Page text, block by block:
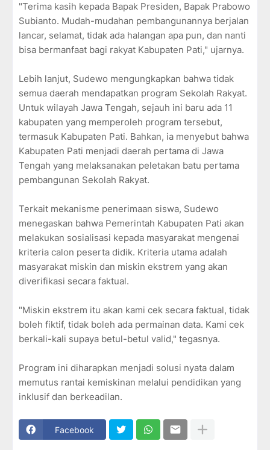
"Terima kasih kepada Bapak Presiden, Bapak Prabowo
Subianto. Mudah-mudahan pembangunannya berjalan
lancar, selamat, tidak ada halangan apa pun, dan nanti
bisa bermanfaat bagi rakyat Kabupaten Pati," ujarnya.
Lebih lanjut, Sudewo mengungkapkan bahwa tidak
semua daerah mendapatkan program Sekolah Rakyat.
Untuk wilayah Jawa Tengah, sejauh ini baru ada 11
kabupaten yang memperoleh program tersebut,
termasuk Kabupaten Pati. Bahkan, ia menyebut bahwa
Kabupaten Pati menjadi daerah pertama di Jawa
Tengah yang melaksanakan peletakan batu pertama
pembangunan Sekolah Rakyat.
Terkait mekanisme penerimaan siswa, Sudewo
menegaskan bahwa Pemerintah Kabupaten Pati akan
melakukan sosialisasi kepada masyarakat mengenai
kriteria calon peserta didik. Kriteria utama adalah
masyarakat miskin dan miskin ekstrem yang akan
diverifikasi secara faktual.
"Miskin ekstrem itu akan kami cek secara faktual, tidak
boleh fiktif, tidak boleh ada permainan data. Kami cek
berkali-kali supaya betul-betul valid," tegasnya.
Program ini diharapkan menjadi solusi nyata dalam
memutus rantai kemiskinan melalui pendidikan yang
inklusif dan berkeadilan.
Facebook